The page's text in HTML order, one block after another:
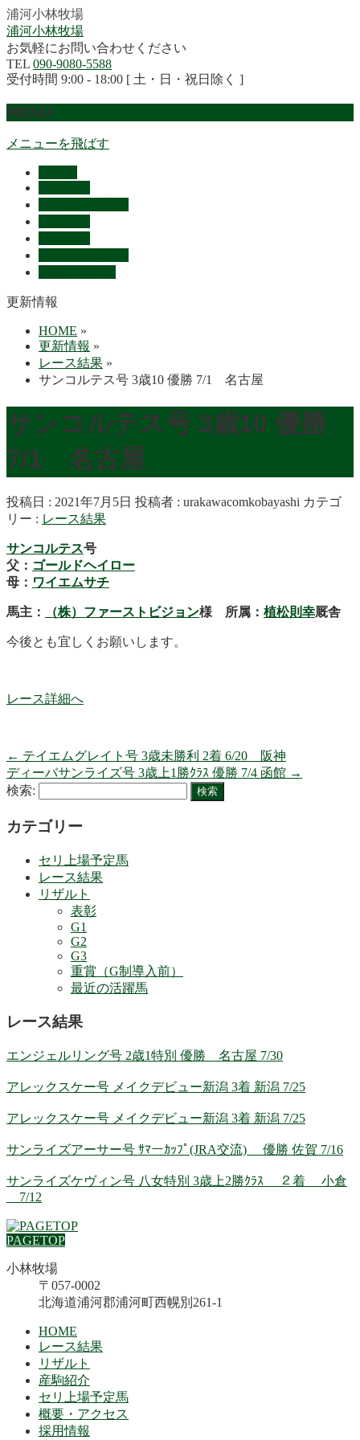
浦河小林牧場
浦河小林牧場
お気軽にお問い合わせください
TEL 090-9080-5588
受付時間 9:00 - 18:00 [ 土・日・祝日除く ]
MENU
メニューを飛ばす
更新情報
HOME »
更新情報 »
レース結果 »
サンコルテス号 3歳10 優勝 7/1 名古屋
サンコルテス号 3歳10 優勝
7/1 名古屋
投稿日 : 2021年7月5日 投稿者 : urakawacomkobayashi カテゴ
リー : レース結果
サンコルテス号
父： ゴールドヘイロー
母： ワイエムサチ
馬主： （株）ファーストビジョン様 所属： 植松則幸厩舎
今後とも宜しくお願いします。
レース詳細へ
← テイエムグレイト号 3歳未勝利 2着 6/20 阪神
ディーバサンライズ号 3歳上1勝ｸﾗｽ 優勝 7/4 函館 →
検索:
カテゴリー
セリ上場予定馬
レース結果
リザルト
表彰
G1
G2
G3
重賞（G制導入前）
最近の活躍馬
レース結果
エンジェルリング号 2歳1特別 優勝 名古屋 7/30
アレックスケー号 メイクデビュー新潟 3着 新潟 7/25
アレックスケー号 メイクデビュー新潟 3着 新潟 7/25
サンライズアーサー号 ｻﾏーｶｯﾌﾟ(JRA交流) 優勝 佐賀 7/16
サンライズケヴィン号 八女特別 3歳上2勝ｸﾗｽ ２着 小倉
7/12
PAGETOP
小林牧場
〒057-0002
北海道浦河郡浦河町西幌別261-1
HOME
レース結果
リザルト
産駒紹介
セリ上場予定馬
概要・アクセス
採用情報